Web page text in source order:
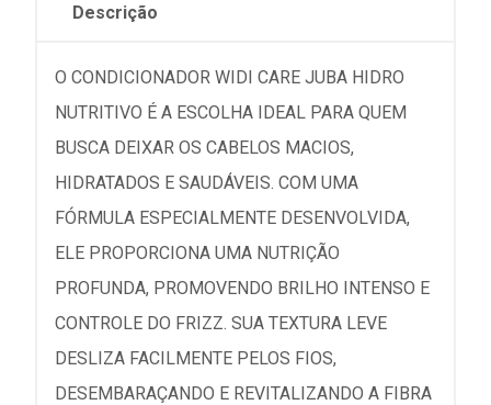
Descrição
O CONDICIONADOR WIDI CARE JUBA HIDRO
NUTRITIVO É A ESCOLHA IDEAL PARA QUEM
BUSCA DEIXAR OS CABELOS MACIOS,
HIDRATADOS E SAUDÁVEIS. COM UMA
FÓRMULA ESPECIALMENTE DESENVOLVIDA,
ELE PROPORCIONA UMA NUTRIÇÃO
PROFUNDA, PROMOVENDO BRILHO INTENSO E
CONTROLE DO FRIZZ. SUA TEXTURA LEVE
DESLIZA FACILMENTE PELOS FIOS,
DESEMBARAÇANDO E REVITALIZANDO A FIBRA